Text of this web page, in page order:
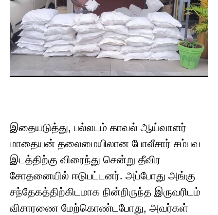
இதையடுத்து, பல்லடம் காவல் ஆய்வாளர்
மாதையன் தலைமையிலான போலீசார் சம்பவ
இடத்திற்கு விரைந்து சென்று தீவிர
சோதனையில் ஈடுபட்டனர். அப்போது அங்கு
சந்தேகத்திற்கிடமாக நின்றிருந்த இருவரிடம்
விசாரணை மேற்கொண்டபோது, அவர்கள்